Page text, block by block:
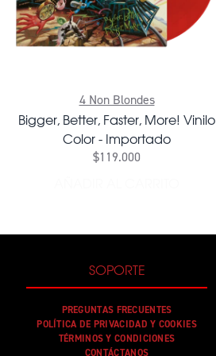
4 Non Blondes
Bigger, Better, Faster, More! Vinilo
Color - Importado
$119.000
SOPORTE
PREGUNTAS FRECUENTES
POLÍTICA DE PRIVACIDAD Y COOKIES
TÉRMINOS Y CONDICIONES
CONTÁCTANOS